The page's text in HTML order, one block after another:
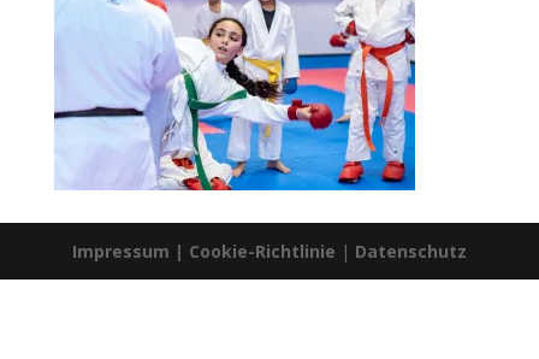
Impressum | Cookie-Richtlinie | Datenschutz